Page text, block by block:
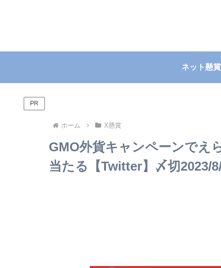
ネット懸賞
PR
ホーム X懸賞
GMO外貨キャンペーンでえ
当たる【Twitter】〆切2023/